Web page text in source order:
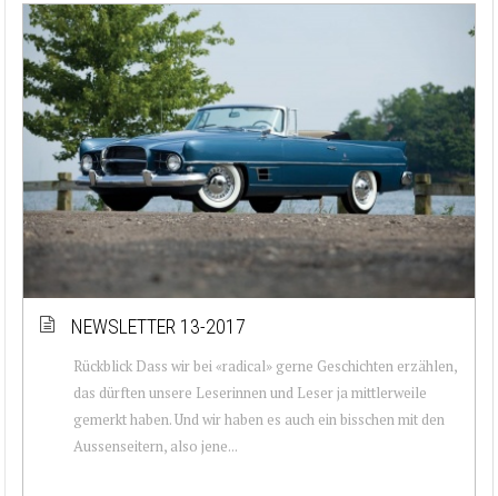
NEWSLETTER 13-2017
Rückblick Dass wir bei «radical» gerne Geschichten erzählen,
das dürften unsere Leserinnen und Leser ja mittlerweile
gemerkt haben. Und wir haben es auch ein bisschen mit den
Aussenseitern, also jene...